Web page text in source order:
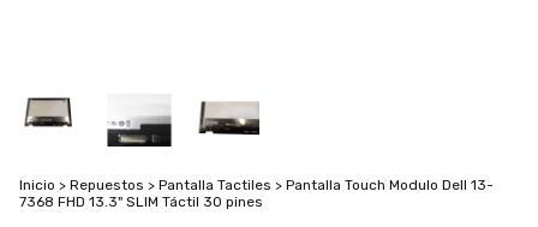
Inicio > Repuestos > Pantalla Tactiles > Pantalla Touch Modulo Dell 13-
7368 FHD 13.3" SLIM Táctil 30 pines